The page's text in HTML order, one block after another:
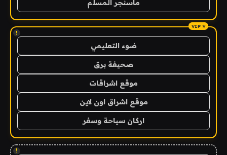
ماسنجر المسلم
!
ضوء التعليمي
صحيفة برق
موقع اشراقات
موقع اشراق اون لاين
اركان سياحة وسفر
!